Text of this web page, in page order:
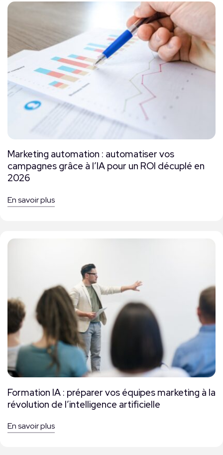
Marketing automation : automatiser vos
campagnes grâce à l’IA pour un ROI décuplé en
2026
En savoir plus
Formation IA : préparer vos équipes marketing à la
révolution de l’intelligence artificielle
En savoir plus